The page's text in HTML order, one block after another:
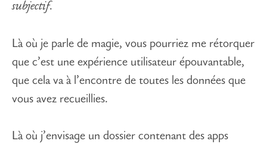
subjectif.
Là où je parle de magie, vous pourriez me rétorquer
que c’est une expérience utilisateur épouvantable,
que cela va à l’encontre de toutes les données que
vous avez recueillies.
Là où j’envisage un dossier contenant des apps